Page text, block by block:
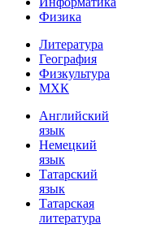
Физика
Литература
География
Физкультура
МХК
Английский
язык
Немецкий
язык
Татарский
язык
Татарская
литература